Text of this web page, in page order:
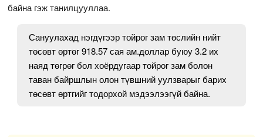
байна гэж танилцууллаа.
Сануулахад нэгдүгээр тойрог зам төслийн нийт
төсөвт өртөг 918.57 сая ам.доллар буюу 3.2 их
наяд төгрөг бол хоёрдугаар тойрог зам болон
таван байршлын олон түвшний уулзварыг барих
төсөвт өртгийг тодорхой мэдээлээгүй байна.